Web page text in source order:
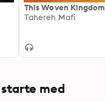
This Woven Kingdom
Tahereh Mafi
med